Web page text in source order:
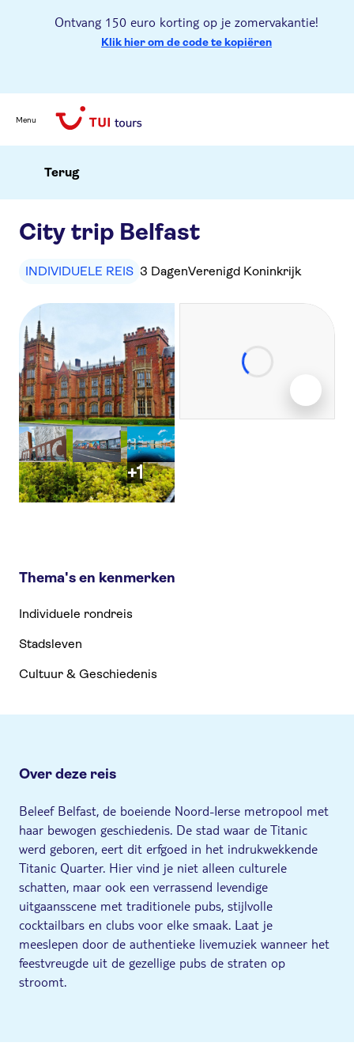
Ontvang 150 euro korting op je zomervakantie!
Klik hier om de code te kopiëren
Menu
Terug
City trip Belfast
INDIVIDUELE REIS 3 DagenVerenigd Koninkrijk
+1
Thema's en kenmerken
Individuele rondreis
Stadsleven
Cultuur & Geschiedenis
Over deze reis
Beleef Belfast, de boeiende Noord-Ierse metropool met
haar bewogen geschiedenis. De stad waar de Titanic
werd geboren, eert dit erfgoed in het indrukwekkende
Titanic Quarter. Hier vind je niet alleen culturele
schatten, maar ook een verrassend levendige
uitgaansscene met traditionele pubs, stijlvolle
cocktailbars en clubs voor elke smaak. Laat je
meeslepen door de authentieke livemuziek wanneer het
feestvreugde uit de gezellige pubs de straten op
stroomt.